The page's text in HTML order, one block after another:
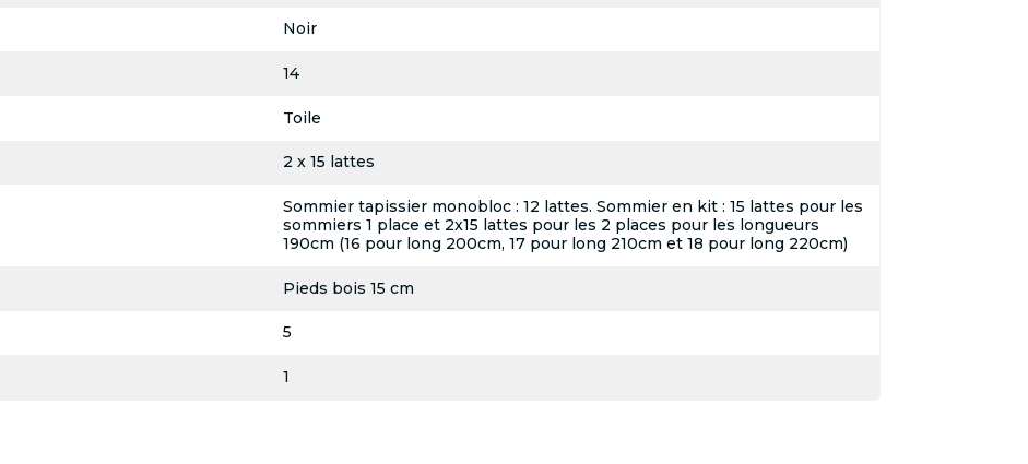
Noir
14
Toile
2 x 15 lattes
Sommier tapissier monobloc : 12 lattes. Sommier en kit : 15 lattes pour les
sommiers 1 place et 2x15 lattes pour les 2 places pour les longueurs
190cm (16 pour long 200cm, 17 pour long 210cm et 18 pour long 220cm)
Pieds bois 15 cm
5
1